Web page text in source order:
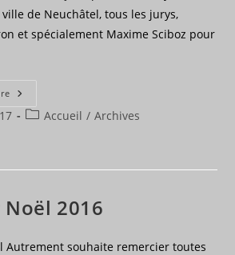
de Neuchâtel, tous les jurys,
et spécialement Maxime Sciboz pour
Prix
La PostAccueil / Archives
2016
Autrement souhaite remercier toutes